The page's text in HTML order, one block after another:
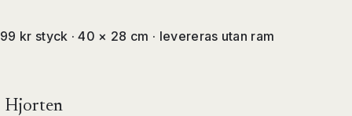
99 kr styck · 40 × 28 cm · levereras utan ram
Hjorten